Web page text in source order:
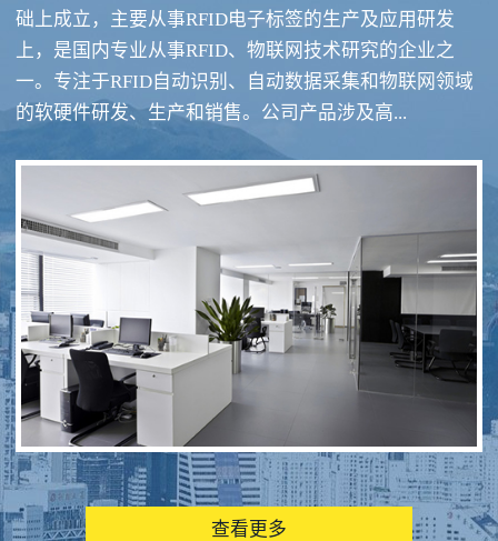
RFID酒类防伪系统方案 RFID智慧食堂系统
图书馆RFID电子标签管理系统
础上成立，主要从事RFID电子标签的生产及应用研发
上，是国内专业从事RFID、物联网技术研究的企业之
一。专注于RFID自动识别、自动数据采集和物联网领域
的软硬件研发、生产和销售。公司产品涉及高...
查看更多